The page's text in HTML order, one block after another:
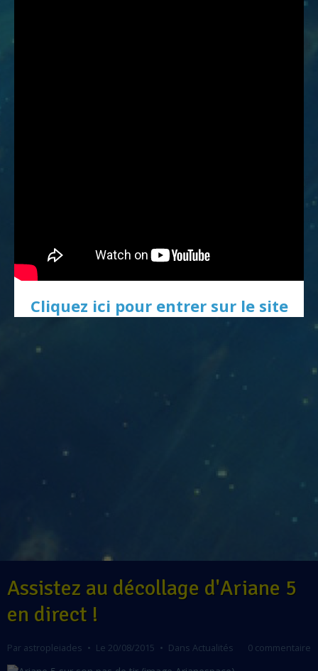
Assistez au décollage d'Ariane 5
en direct !
Par astropleiades Le 20/08/2015 Dans Actualités 0 commentaire
Cliquez ici pour entrer sur le site